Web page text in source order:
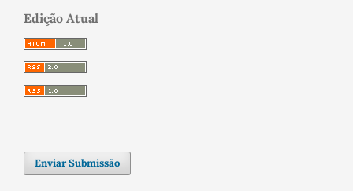
Edição Atual
Enviar Submissão